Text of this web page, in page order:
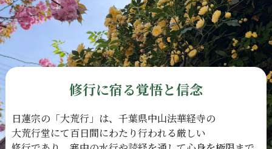
修行に宿る覚悟と信念
日蓮宗の 「大荒行」は、 千葉県中山法華経寺の
大荒行堂にて百日間にわたり行われる厳しい